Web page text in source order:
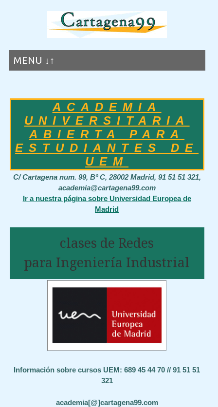
MENU ↓↑
ACADEMIA
UNIVERSITARIA
ABIERTA PARA
ESTUDIANTES DE
UEM
C/ Cartagena num. 99, Bº C, 28002 Madrid, 91 51 51 321,
academia@cartagena99.com
Ir a nuestra página sobre Universidad Europea de
Madrid
clases de Redes
para Ingeniería Industrial
Información sobre cursos UEM: 689 45 44 70 // 91 51 51
321
academia[@]cartagena99.com